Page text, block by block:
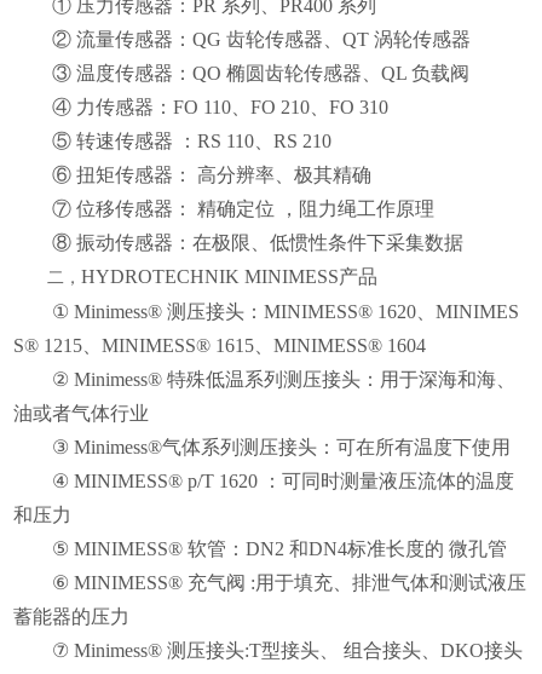
① 压力传感器：PR 系列、PR400 系列
② 流量传感器：QG 齿轮传感器、QT 涡轮传感器
③ 温度传感器：QO 椭圆齿轮传感器、QL 负载阀
④ 力传感器：FO 110、FO 210、FO 310
⑤ 转速传感器 ：RS 110、RS 210
⑥ 扭矩传感器： 高分辨率、极其精确
⑦ 位移传感器： 精确定位 ，阻力绳工作原理
⑧ 振动传感器：在极限、低惯性条件下采集数据
二，HYDROTECHNIK MINIMESS产品
① Minimess® 测压接头：MINIMESS® 1620、MINIMES
S® 1215、MINIMESS® 1615、MINIMESS® 1604
② Minimess® 特殊低温系列测压接头：用于深海和海、
油或者气体行业
③ Minimess®气体系列测压接头：可在所有温度下使用
④ MINIMESS® p/T 1620 ：可同时测量液压流体的温度
和压力
⑤ MINIMESS® 软管：DN2 和DN4标准长度的 微孔管
⑥ MINIMESS® 充气阀 :用于填充、排泄气体和测试液压
蓄能器的压力
⑦ Minimess® 测压接头:T型接头、 组合接头、DKO接头